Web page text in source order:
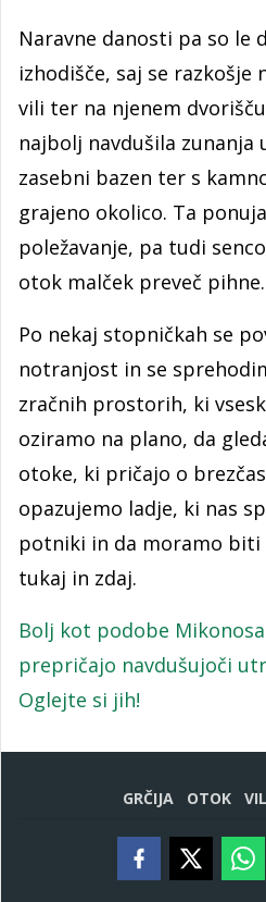
Naravne danosti pa so le
izhodišče, saj se razkošje
vili ter na njenem
najbolj navdušila zunanja
zasebni bazen ter s
grajeno okolico. Ta
poležavanje, pa tudi
otok malček preveč pihne.
Po nekaj stopničkah se
notranjost in se
zračnih prostorih, ki
oziramo na plano, da
otoke, ki pričajo o
opazujemo ladje, ki nas
potniki in da moramo biti
tukaj in zdaj.
Bolj kot podobe
prepričajo navdušujoči
Oglejte si jih!
GRČIJA OTOK